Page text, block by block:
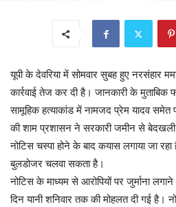
यूपी के देवरिया में सोमवार सुबह हुए नरसंहार
कार्रवाई तेज कर दी है। जानकारी के मुताबिक
सामूहिक हत्याकांड में नामजद प्रेम यादव समेत
की शाम प्रशासन ने सरकारी जमीन से बेदखली
नोटिस चस्पा होने के बाद कयास लगाया जा
बुलडोजर चलवा सकता है।
नोटिस के माध्यम से आरोपियों पर जुर्माना
दिन यानी शनिवार तक की मोहलत दी गई है।